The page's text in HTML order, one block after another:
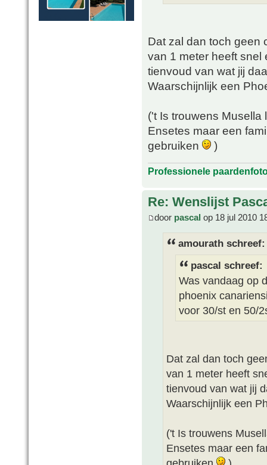
Dat zal dan toch geen
van 1 meter heeft snel
tienvoud van wat jij
Waarschijnlijk een
('t Is trouwens
Ensetes maar een
gebruiken
)
Professionele
Re: Wenslijst
door pascal op 18 jul 2010
amourath schreef:
pascal schreef:
Was vandaag op
phoenix
voor 30/st en 50/
Dat zal dan toch
van 1 meter heeft
tienvoud van wat jij
Waarschijnlijk een
('t Is trouwens
Ensetes maar een